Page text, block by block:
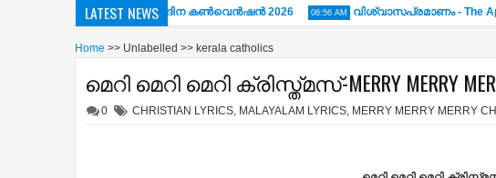
LATEST NEWS
അഭിഷേകാഗ്നി ഏകദിന കൺവെൻഷൻ 2026 06:56 AM വിശ്വാസപ്രമാണം - The
Home >> Unlabelled >> kerala catholics
മെറി മെറി മെറി ക്രിസ്ത്മസ്‌-MERRY MERRY
0 CHRISTIAN LYRICS, MALAYALAM LYRICS, MERRY MERRY MERRY